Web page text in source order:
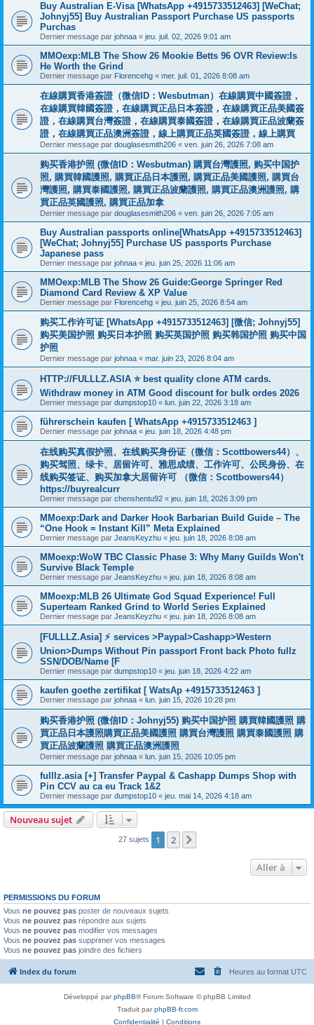
Buy Australian E-Visa [WhatsApp +4915733512463] [WeChat;
Johnyj55] Buy Australian Passport Purchase US passports
Purchas
Dernier message par johnaa « jeu. juil. 02, 2026 9:01 am
MMOexp:MLB The Show 26 Mookie Betts 96 OVR Review:Is
He Worth the Grind
Dernier message par Florencehg « mer. juil. 01, 2026 8:08 am
在線購買香港簽證（微信ID：Wesbutman）在線購買中國簽證，
在線購買韓國簽證，在線購買正品日本簽證，在線購買正品美國簽
證，在線購買台灣簽證，在線購買泰國簽證，在線購買正品波蘭簽
證，在線購買正品澳洲簽證，線上購買正品英國簽證，線上購買
Dernier message par douglasesmith206 « ven. juin 26, 2026 7:08 am
购买香港护照 (微信ID：Wesbutman) 購買台灣護照, 购买中国护
照, 購買韓國護照, 購買正品日本護照, 購買正品美國護照, 購買台
灣護照, 購買泰國護照, 購買正品波蘭護照, 購買正品澳洲護照, 購
買正品英國護照, 購買正品加拿
Dernier message par douglasesmith206 « ven. juin 26, 2026 7:05 am
Buy Australian passports online[WhatsApp +4915733512463]
[WeChat; Johnyj55] Purchase US passports Purchase
Japanese pass
Dernier message par johnaa « jeu. juin 25, 2026 11:06 am
MMOexp:MLB The Show 26 Guide:George Springer Red
Diamond Card Review & XP Value
Dernier message par Florencehg « jeu. juin 25, 2026 8:54 am
购买工作许可证 [WhatsApp +4915733512463] [微信; Johnyj55]
购买美国护照 购买日本护照 购买英国护照 购买韩国护照 购买中国
护照
Dernier message par johnaa « mar. juin 23, 2026 8:04 am
HTTP://FULLLZ.ASIA ⭐️ best quality clone ATM cards.
Withdraw money in ATM Good discount for bulk ordes 2026
Dernier message par dumpstop10 « lun. juin 22, 2026 3:18 am
führerschein kaufen [ WhatsApp +4915733512463 ]
Dernier message par johnaa « jeu. juin 18, 2026 4:48 pm
在线购买真假护照、在线购买身份证（微信：Scottbowers44）、
购买驾照、绿卡、居留许可、雅思成绩、工作许可、公民身份、在
线购买签证、购买加拿大居留许可 （微信：Scottbowers44）
https://buyrealcurr
Dernier message par chenshentu92 « jeu. juin 18, 2026 3:09 pm
MMoexp:Dark and Darker Hook Barbarian Build Guide – The
“One Hook = Instant Kill” Meta Explained
Dernier message par JeansKeyzhu « jeu. juin 18, 2026 8:08 am
MMoexp:WoW TBC Classic Phase 3: Why Many Guilds Won't
Survive Black Temple
Dernier message par JeansKeyzhu « jeu. juin 18, 2026 8:08 am
MMoexp:MLB 26 Ultimate God Squad Experience! Full
Superteam Ranked Grind to World Series Explained
Dernier message par JeansKeyzhu « jeu. juin 18, 2026 8:08 am
[FULLLZ.Asia] ⚡ services >Paypal>Cashapp>Western
Union>Dumps Without Pin passport Front back Photo fullz
SSN/DOB/Name [F
Dernier message par dumpstop10 « jeu. juin 18, 2026 4:22 am
kaufen goethe zertifikat [ WatsAp +4915733512463 ]
Dernier message par johnaa « lun. juin 15, 2026 10:28 pm
购买香港护照 (微信ID：Johnyj55) 购买中国护照 購買韓國護照 購
買正品日本護照購買正品美國護照 購買台灣護照 購買泰國護照 購
買正品波蘭護照 購買正品澳洲護照
Dernier message par johnaa « lun. juin 15, 2026 10:05 pm
fulllz.asia [+] Transfer Paypal & Cashapp Dumps Shop with
Pin CCV au ca eu Track 1&2
Dernier message par dumpstop10 « jeu. mai 14, 2026 4:18 am
Nouveau sujet
27 sujets 1 2
Aller à
PERMISSIONS DU FORUM
Vous ne pouvez pas poster de nouveaux sujets
Vous ne pouvez pas répondre aux sujets
Vous ne pouvez pas modifier vos messages
Vous ne pouvez pas supprimer vos messages
Vous ne pouvez pas joindre des fichiers
Index du forum Heures au format UTC
Développé parphpBB® Forum Software © phpBB Limited
Traduit parphpBB-fr.com
Confidentialité | Conditions